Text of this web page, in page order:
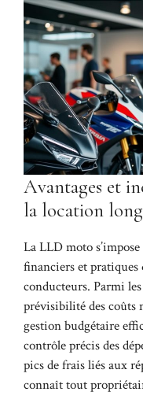
Avantages et
la location
La LLD moto
financiers et
conducteurs. Parmi
prévisibilité des coûts
gestion budgétaire
contrôle précis des
pics de frais liés aux
connaît tout